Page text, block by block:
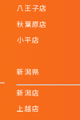
八王子店
秋葉原店
小平店
新潟県
新潟店
上越店